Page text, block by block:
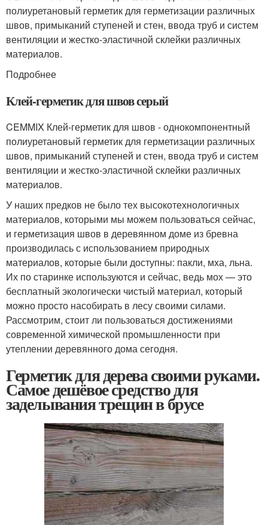
полиуретановый герметик для герметизации различных
швов, примыканий ступеней и стен, ввода труб и систем
вентиляции и жестко-эластичной склейки различных
материалов.
Подробнее
Клей-герметик для швов серый
CEMMIX Клей-герметик для швов - однокомпонентный
полиуретановый герметик для герметизации различных
швов, примыканий ступеней и стен, ввода труб и систем
вентиляции и жестко-эластичной склейки различных
материалов.
У наших предков не было тех высокотехнологичных
материалов, которыми мы можем пользоваться сейчас,
и герметизация швов в деревянном доме из бревна
производилась с использованием природных
материалов, которые были доступны: пакли, мха, льна.
Их по старинке используются и сейчас, ведь мох — это
бесплатный экологически чистый материал, который
можно просто насобирать в лесу своими силами.
Рассмотрим, стоит ли пользоваться достижениями
современной химической промышленности при
утеплении деревянного дома сегодня.
Герметик для дерева своими руками.
Самое дешёвое средство для
заделывания трещин в брусе